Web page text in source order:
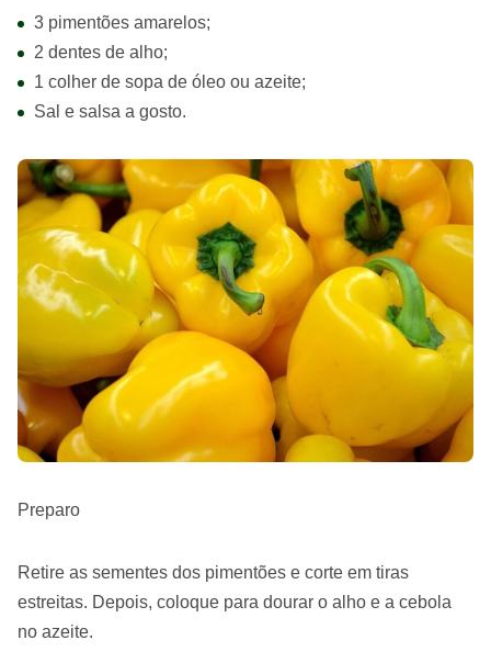
3 pimentões amarelos;
2 dentes de alho;
1 colher de sopa de óleo ou azeite;
Sal e salsa a gosto.
Preparo
Retire as sementes dos pimentões e corte em tiras
estreitas. Depois, coloque para dourar o alho e a cebola
no azeite.